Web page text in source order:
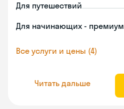
Для путешествий
Для начинающих - премиум
Все услуги и цены (4)
Читать дальше